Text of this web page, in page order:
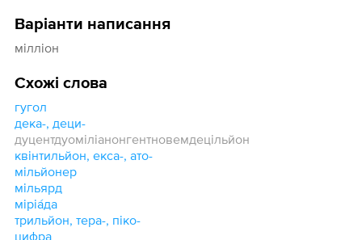
Варіанти написання
мілліон
Схожі слова
гугол
дека-, деци-
дуцентдуоміліанонгентновемдецільйон
квінтильйон, екса-, ато-
мільйонер
мільярд
міріа́да
трильйон, тера-, піко-
цифра